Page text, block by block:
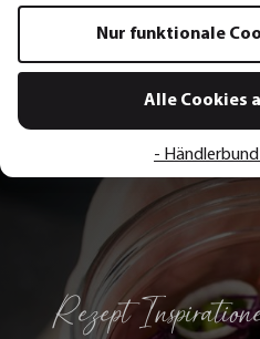
In den Warenkorb
Rezept
Nur funktionale
Alle Cookies
-